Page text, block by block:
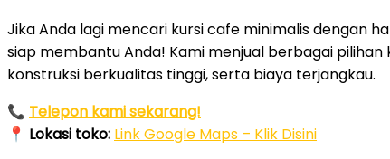
Jika Anda lagi mencari kursi cafe minimalis dengan
siap membantu Anda! Kami menjual berbagai
konstruksi berkualitas tinggi, serta biaya terjangkau.
📞 Telepon kami sekarang!
📍 Lokasi toko: Link Google Maps – Klik Disini